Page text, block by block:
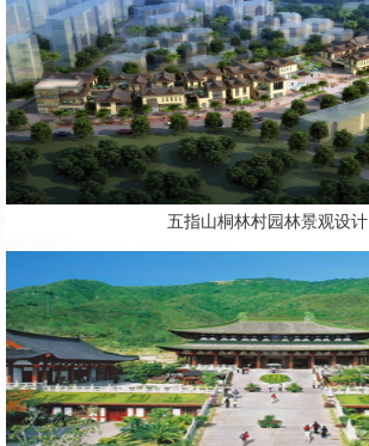
五指山桐林村园林景观设计